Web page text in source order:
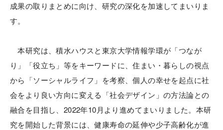
成果の取りまとめに向け、研究の深化を加速してまいりま
す。
本研究は、積水ハウスと東京大学情報学環が「つなが
り」「役立ち」等をキーワードに、住まい・暮らしの視点
から「ソーシャルライフ」を考察、個人の幸せを起点に社
会をより良い方向に変える「社会デザイン」の方法論との
融合を目指し、2022年10月より進めてまいりました。本研
究を開始した背景には、健康寿命の延伸や少子高齢化が進